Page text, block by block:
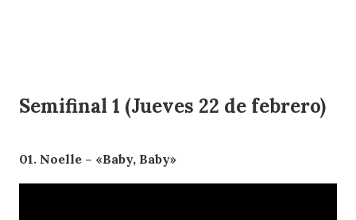
Semifinal 1 (Jueves 22 de febrero)
01. Noelle – «Baby, Baby»